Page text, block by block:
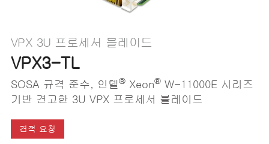
VPX 3U 프로세서 블레이드
VPX3-TL
SOSA 규격 준수, 인텔 ®Xeon®W-11000E 시리즈
기반 견고한 3U VPX 프로세서 블레이드
견적 요청